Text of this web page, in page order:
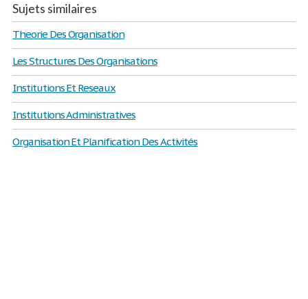
Sujets similaires
Theorie Des Organisation
Les Structures Des Organisations
Institutions Et Reseaux
Institutions Administratives
Organisation Et Planification Des Activités